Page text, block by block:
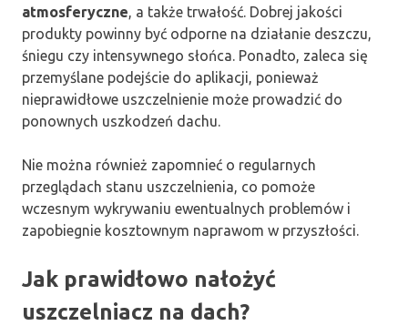
atmosferyczne, a także trwałość. Dobrej jakości
produkty powinny być odporne na działanie deszczu,
śniegu czy intensywnego słońca. Ponadto, zaleca się
przemyślane podejście do aplikacji, ponieważ
nieprawidłowe uszczelnienie może prowadzić do
ponownych uszkodzeń dachu.
Nie można również zapomnieć o regularnych
przeglądach stanu uszczelnienia, co pomoże
wczesnym wykrywaniu ewentualnych problemów i
zapobiegnie kosztownym naprawom w przyszłości.
Jak prawidłowo nałożyć
uszczelniacz na dach?